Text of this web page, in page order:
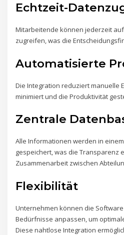
Echtzeit-
Mitarbeitende können jederzeit
zugreifen, was die
Automatisierte
Die Integration reduziert manuelle
minimiert und die Produktivität
Zentrale
Alle Informationen werden in
gespeichert, was die Transparenz
Zusammenarbeit zwischen
Flexibilität
Unternehmen können die
Bedürfnisse anpassen, um
Diese nahtlose Integration